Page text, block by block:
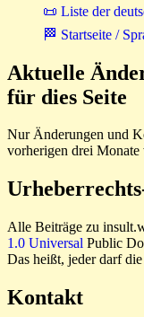
📜 Liste der
🏁 Startseite /
Aktuelle
für dies Seite
Nur Änderungen und
vorherigen drei Monate
Alle Beiträge zu
1.0 Universal Public
Das heißt, jeder darf
Kontakt